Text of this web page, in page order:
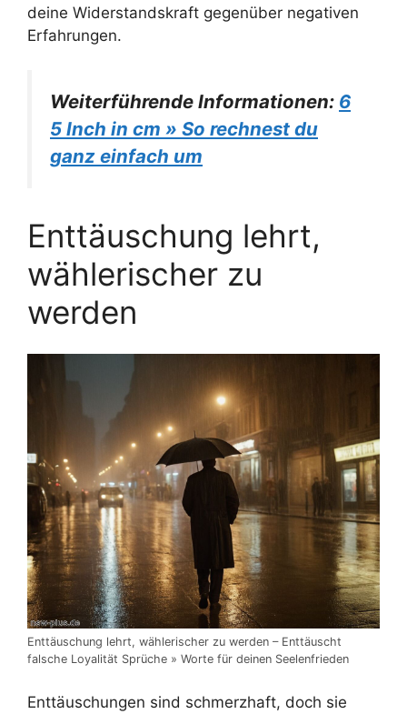
deine Widerstandskraft gegenüber negativen
Erfahrungen.
Weiterführende Informationen: 6
5 Inch in cm » So rechnest du
ganz einfach um
Enttäuschung lehrt,
wählerischer zu
werden
Enttäuschung lehrt, wählerischer zu werden – Enttäuscht
falsche Loyalität Sprüche » Worte für deinen Seelenfrieden
Enttäuschungen sind schmerzhaft, doch sie